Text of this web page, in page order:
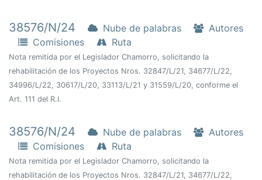
38576/N/24 Nube de palabras
Autores
Comisiones
Ruta
Nota remitida por el Legislador Chamorro, solicitando la
rehabilitación de los Proyectos Nros. 32847/L/21, 34677/L/22,
34996/L/22, 30617/L/20, 33113/L/21 y 31559/L/20, conforme el
Art. 111 del R.I.
38576/N/24 Nube de palabras
Autores
Comisiones
Ruta
Nota remitida por el Legislador Chamorro, solicitando la
rehabilitación de los Proyectos Nros. 32847/L/21, 34677/L/22,